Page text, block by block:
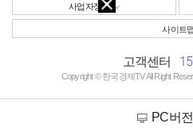
사업자정보
사이트
고객센터
Copyright © 한국경제TV All Right
PC버전